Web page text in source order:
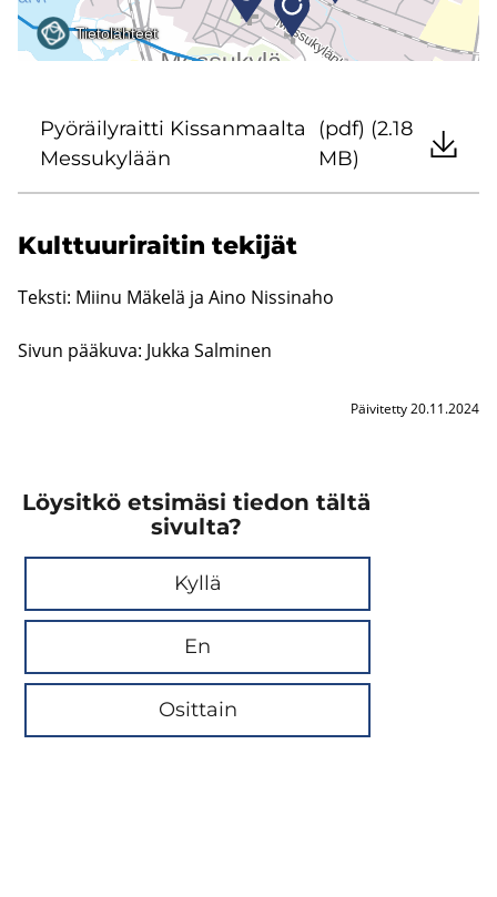
Pyö­räi­ly­rait­ti Kis­san­maal­ta
Mes­su­ky­lään
(pdf) (2.18
MB)
Kult­tuu­ri­rai­tin te­ki­jät
Teks­ti: Miinu Mä­ke­lä ja Aino Nis­si­na­ho
Sivun pää­ku­va: Jukka Sal­mi­nen
Päivitetty 20.11.2024
Löysitkö etsimäsi tiedon tältä
sivulta?
Kyllä
En
Osittain